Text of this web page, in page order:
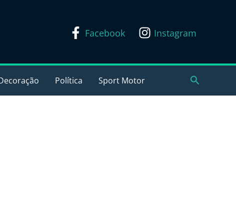
Facebook Instagram
Política Sport Motor Pesquisar